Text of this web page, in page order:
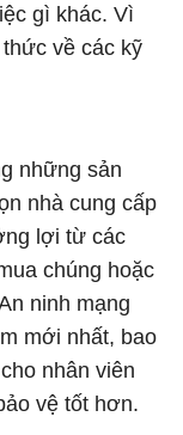
gì khác. Vì
về các kỹ
những sản
nhà cung cấp
lợi từ các
chúng hoặc
ninh mạng
mới nhất, bao
nhân viên
vệ tốt hơn.